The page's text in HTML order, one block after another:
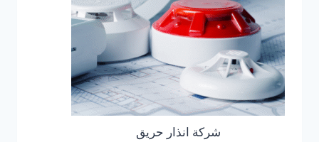
شركة انذار حريق